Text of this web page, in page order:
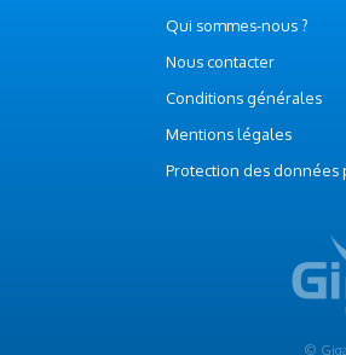
Qui sommes-nous ?
Nous contacter
Conditions générales
Mentions légales
Protection des données
©